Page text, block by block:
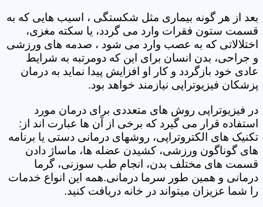
بعد از هر گونه بیماری مثل شکستگی ، اسیب هایی که به
قسمت ستون فقرات وارد می گردد، یا سکته مغزی،
اختلالاتی که به عصب وارد می شود ، صدمه های ورزشی
و جراحی، بدن انسان برای این که دومرتبه به شرایط
عادی خود بازگردد و کار او افزایش پیدا نماید به درمان
پزشکان فیزیوتراپی نیازمند خواهد بود.
در فیزیوتراپی روش های متعددی برای درمان مورد
استفاده قرار می گیرد که برخی از آن ها عبارت اند از:
تکنیک های الکتروتراپی، روشهای درمانی دستی یا برنامه
های گوناگون ورزشی، کشیدن عضله ها، ماساژ دادن
قسمت های مختلف بدن، انجام طب سوزنی، گرما
درمانی و همین طور سرما درمانی.همه این انواع خدمات
را شما عزیزان میتواند در خانه دریافت کنید.